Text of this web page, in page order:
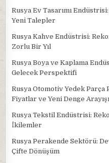
Rusya Ev Tasarımı
Yeni Talepler
Rusya Kahve Endüstrisi:
Zorlu Bir Yıl
Rusya Boya ve Kaplama
Gelecek Perspektifi
Rusya Otomotiv Yedek Parça
Fiyatlar ve Yeni Denge Arayışı
Rusya Tekstil Endüstrisi:
İkilemler
Rusya Perakende Sektörü:
Çifte Dönüşüm